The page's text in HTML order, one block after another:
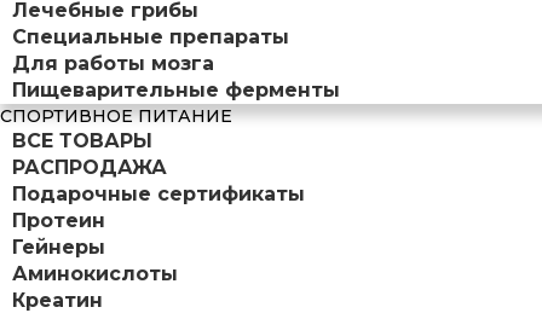
Лечебные грибы
Специальные препараты
Для работы мозга
Пищеварительные ферменты
СПОРТИВНОЕ ПИТАНИЕ
ВСЕ ТОВАРЫ
РАСПРОДАЖА
Подарочные сертификаты
Протеин
Гейнеры
Аминокислоты
Креатин